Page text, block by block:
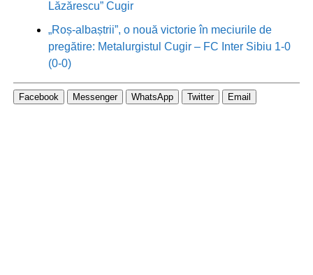
Lăzărescu” Cugir
„Roș-albaștrii”, o nouă victorie în meciurile de
pregătire: Metalurgistul Cugir – FC Inter Sibiu 1-0
(0-0)
Facebook Messenger WhatsApp Twitter Email